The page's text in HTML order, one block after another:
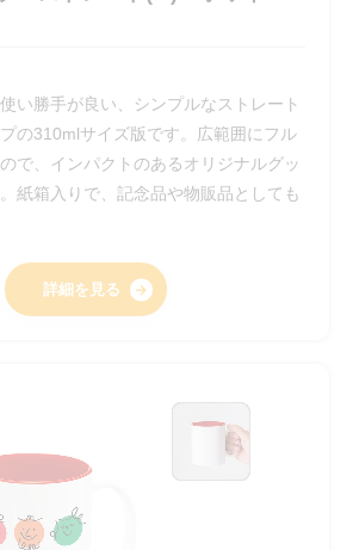
い勝手が良い、シンプルなストレート
の310mlサイズ版です。広範囲にフル
で、インパクトのあるオリジナルグッ
紙箱入りで、記念品や物販品としても
詳細を見る